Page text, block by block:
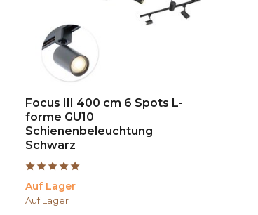
Focus III 400 cm 6 Spots L-
forme GU10
Schienenbeleuchtung
Schwarz
Auf Lager
Auf Lager